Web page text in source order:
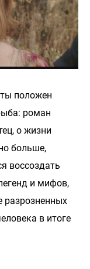
положен
роман
о жизни
больше,
воссоздать
и мифов,
разрозненных
в итоге